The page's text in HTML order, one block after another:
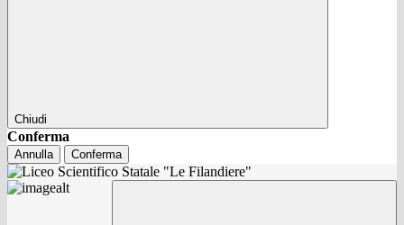
Chiudi
Conferma
Annulla Conferma